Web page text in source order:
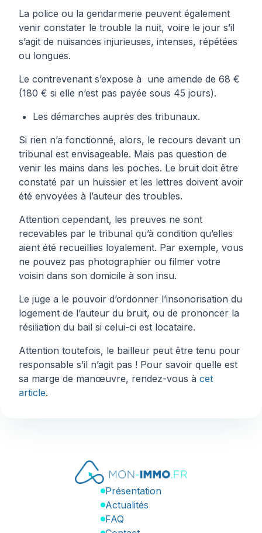
La police ou la gendarmerie peuvent également
venir constater le trouble la nuit, voire le jour s’il
s’agit de nuisances injurieuses, intenses, répétées
ou longues.
Le contrevenant s’expose à une amende de 68 €
(180 € si elle n’est pas payée sous 45 jours).
Les démarches auprès des tribunaux.
Si rien n’a fonctionné, alors, le recours devant un
tribunal est envisageable. Mais pas question de
venir les mains dans les poches. Le bruit doit être
constaté par un huissier et les lettres doivent avoir
été envoyées à l’auteur des troubles.
Attention cependant, les preuves ne sont
recevables par le tribunal qu’à condition qu’elles
aient été recueillies loyalement. Par exemple, vous
ne pouvez pas photographier ou filmer votre
voisin dans son domicile à son insu.
Le juge a le pouvoir d’ordonner l’insonorisation du
logement de l’auteur du bruit, ou de prononcer la
résiliation du bail si celui-ci est locataire.
Attention toutefois, le bailleur peut être tenu pour
responsable s’il n’agit pas ! Pour savoir quelle est
sa marge de manœuvre, rendez-vous à cet
article.
Présentation
Actualités
FAQ